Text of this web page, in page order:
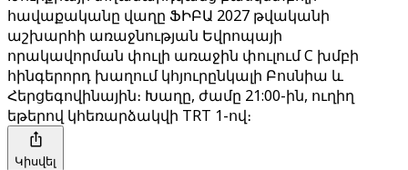
հավաքականը վաղը ՖԻԲԱ 2027 թվականի
աշխարհի առաջնության Եվրոպայի
որակավորման փուլի առաջին փուլում C խմբի
հինգերորդ խաղում կհյուրընկալի Բոսնիա և
Հերցեգովինային։ Խաղը, ժամը 21:00-ին, ուղիղ
եթերով կհեռարձակվի TRT 1-ով։
Կիսվել